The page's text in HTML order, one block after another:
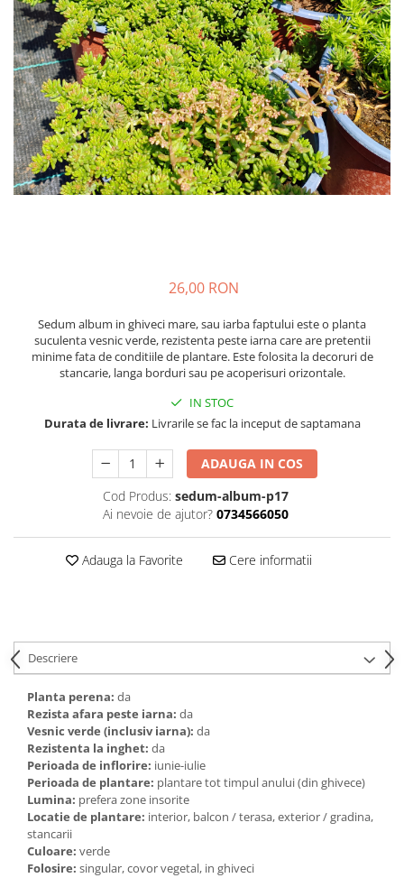
Macris
Lamaita (melisa, roinita)
Chives
Ardei iute
Marar
Tarhon
Alb
Albastru
Portocaliu
Mov
Multicolor
Argintiu
Bicolor
Vargat / variegat
Pe anotimp
Plante de iarna
26,00 RON
Sedum album in ghiveci mare, sau iarba faptului este o planta
suculenta vesnic verde, rezistenta peste iarna care are pretentii
minime fata de conditiile de plantare. Este folosita la decoruri de
stancarie, langa borduri sau pe acoperisuri orizontale.
IN STOC
Durata de livrare: Livrarile se fac la inceput de saptamana
ADAUGA IN COS
Cod Produs: sedum-album-p17
Ai nevoie de ajutor? 0734566050
Adauga la Favorite Cere informatii
Descriere
Planta perena: da
Rezista afara peste iarna: da
Vesnic verde (inclusiv iarna): da
Rezistenta la inghet: da
Perioada de inflorire: iunie-iulie
Perioada de plantare: plantare tot timpul anului (din ghivece)
Lumina: prefera zone insorite
Locatie de plantare: interior, balcon / terasa, exterior / gradina,
stancarii
Culoare: verde
Folosire: singular, covor vegetal, in ghiveci